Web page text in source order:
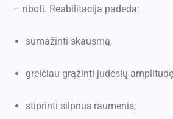
– riboti. Reabilitacija padeda:
sumažinti skausmą,
greičiau grąžinti judesių
stiprinti silpnus raumenis,